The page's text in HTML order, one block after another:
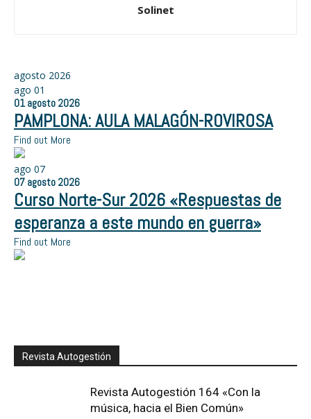
Solinet
agosto 2026
ago 01
01 agosto 2026
PAMPLONA: AULA MALAGÓN-ROVIROSA
Find out More
ago 07
07 agosto 2026
Curso Norte-Sur 2026 «Respuestas de
esperanza a este mundo en guerra»
Find out More
Revista Autogestión
Revista Autogestión 164 «Con la
música, hacia el Bien Común»